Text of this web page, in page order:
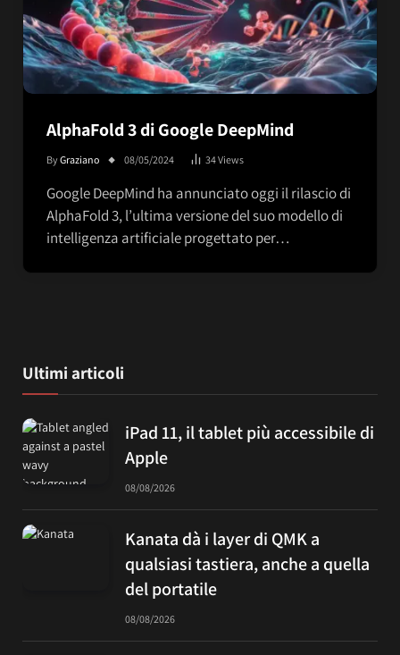
AlphaFold 3 di Google DeepMind
ByGraziano 08/05/2024 34Views
Google DeepMind ha annunciato oggi il rilascio di
AlphaFold 3, l’ultima versione del suo modello di
intelligenza artificiale progettato per…
Ultimi articoli
iPad 11, il tablet più accessibile di
Apple
08/08/2026
Kanata dà i layer di QMK a
qualsiasi tastiera, anche a quella
del portatile
08/08/2026